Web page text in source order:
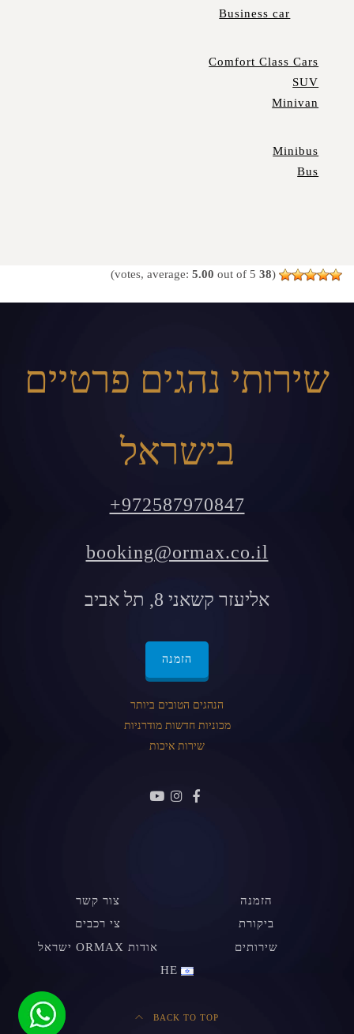
Business car
Comfort Class Cars
SUV
Minivan
Minibus
Bus
(
38
5.00 out of 5)
שירותי נהגים פרטיים
בישראל
+972587970847
booking@ormax.co.il
אליעזר קשאני 8, תל אביב
הזמנה
הנהגים הטובים ביותר
מכוניות חדשות מודרניות
שירות איכות
הזמנה
צור קשר
ביקורת
צי רכבים
שירותים
אודות ORMAX ישראל
HE
BACK TO TOP